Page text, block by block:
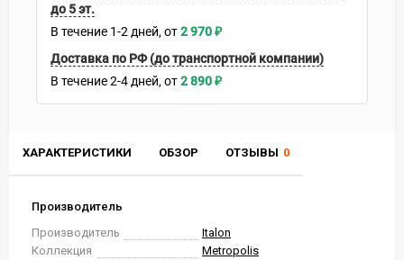
ХАРАКТЕРИСТИКИ ОБЗОР ОТЗЫВЫ 0
Производитель
Производитель
Italon
Коллекция
Metropolis
до 5 эт.
В течение 1-2 дней 2 970₽
Доставка по РФ (до транспортной компании)
В течение2-4 дней 2 890₽